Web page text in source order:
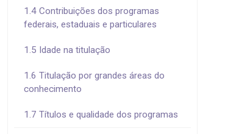
1.4 Contribuições dos programas
federais, estaduais e particulares
1.5 Idade na titulação
1.6 Titulação por grandes áreas do
conhecimento
1.7 Títulos e qualidade dos programas